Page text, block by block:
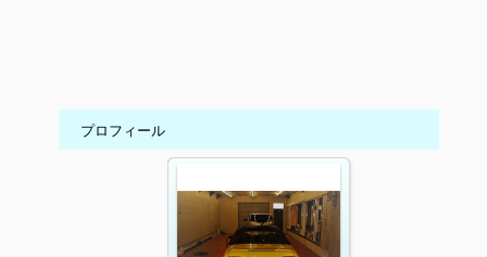
プロフィール